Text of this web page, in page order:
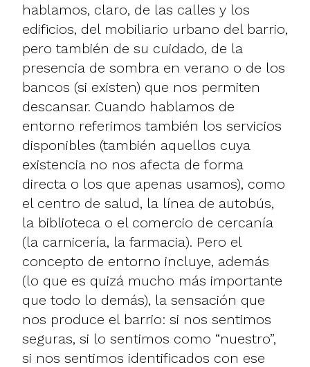
hablamos, claro, de las calles y los
edificios, del mobiliario urbano del barrio,
pero también de su cuidado, de la
presencia de sombra en verano o de los
bancos (si existen) que nos permiten
descansar. Cuando hablamos de
entorno referimos también los servicios
disponibles (también aquellos cuya
existencia no nos afecta de forma
directa o los que apenas usamos), como
el centro de salud, la línea de autobús,
la biblioteca o el comercio de cercanía
(la carnicería, la farmacia). Pero el
concepto de entorno incluye, además
(lo que es quizá mucho más importante
que todo lo demás), la sensación que
nos produce el barrio: si nos sentimos
seguras, si lo sentimos como “nuestro”,
si nos sentimos identificados con ese